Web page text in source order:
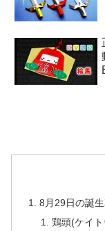
8月29日の誕
鶏頭(ケイ